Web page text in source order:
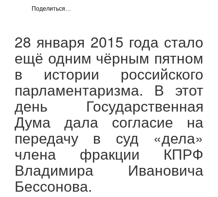
Поделиться…
28 января 2015 года стало
ещё одним чёрным пятном
в истории российского
парламентаризма. В этот
день Государственная
Дума дала согласие на
передачу в суд «дела»
члена фракции КПРФ
Владимира Ивановича
Бессонова.